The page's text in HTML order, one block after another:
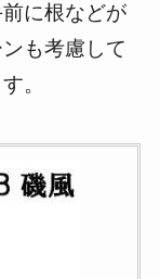
に根などが
も考慮して
。